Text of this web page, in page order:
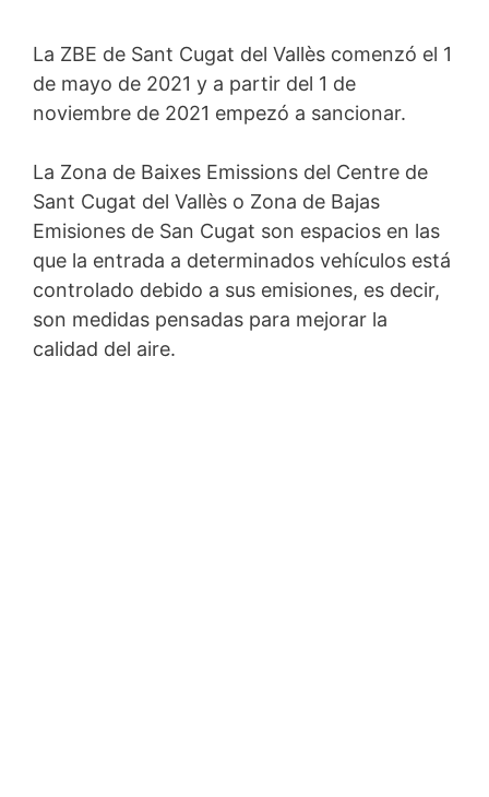
La ZBE de Sant Cugat del Vallès comenzó el 1
de mayo de 2021 y a partir del 1 de
noviembre de 2021 empezó a sancionar.
La Zona de Baixes Emissions del Centre de
Sant Cugat del Vallès o Zona de Bajas
Emisiones de San Cugat son espacios en las
que la entrada a determinados vehículos está
controlado debido a sus emisiones, es decir,
son medidas pensadas para mejorar la
calidad del aire.